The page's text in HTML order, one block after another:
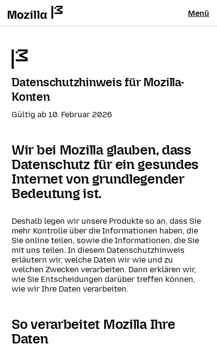
Menü
Datenschutzhinweis für Mozilla-
Konten
Gültig ab 10. Februar 2026
Wir bei Mozilla glauben, dass
Datenschutz für ein gesundes
Internet von grundlegender
Bedeutung ist.
Deshalb legen wir unsere Produkte so an, dass Sie
mehr Kontrolle über die Informationen haben, die
Sie online teilen, sowie die Informationen, die Sie
mit uns teilen. In diesem Datenschutzhinweis
erläutern wir, welche Daten wir wie und zu
welchen Zwecken verarbeiten. Dann erklären wir,
wie Sie Entscheidungen darüber treffen können,
wie wir Ihre Daten verarbeiten.
So verarbeitet Mozilla Ihre
Daten